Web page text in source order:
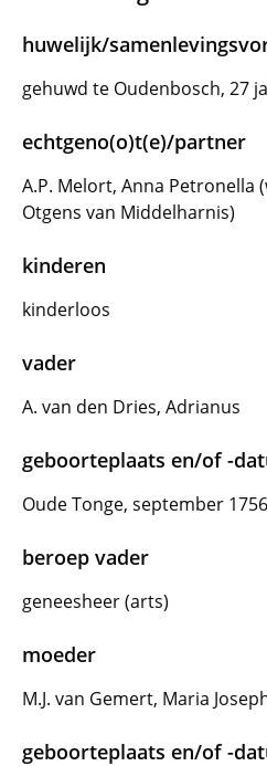
huwelijk/
gehuwd te Oudenbosch, 27
echtgeno(o)t(e)/partner
A.P. Melort, Anna Petronella
Otgens van Middelharnis)
kinderen
kinderloos
vader
A. van den Dries, Adrianus
geboorteplaats en/of -
Oude Tonge, september
beroep vader
geneesheer (arts)
moeder
M.J. van Gemert, Maria
geboorteplaats en/of -